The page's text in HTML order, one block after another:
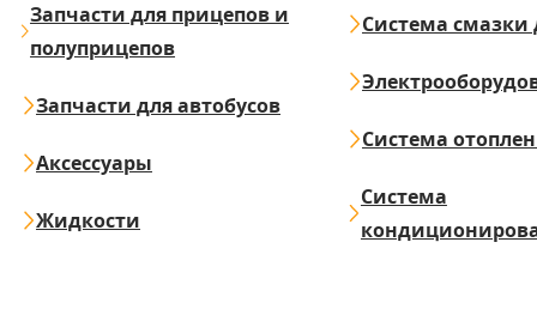
Запчасти для прицепов и
полуприцепов
Запчасти для автобусов
Аксессуары
Жидкости
Система смазки
Система
Система